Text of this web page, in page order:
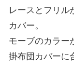
レースとフリル
カバー。
モーブのカラー
掛布団カバーに